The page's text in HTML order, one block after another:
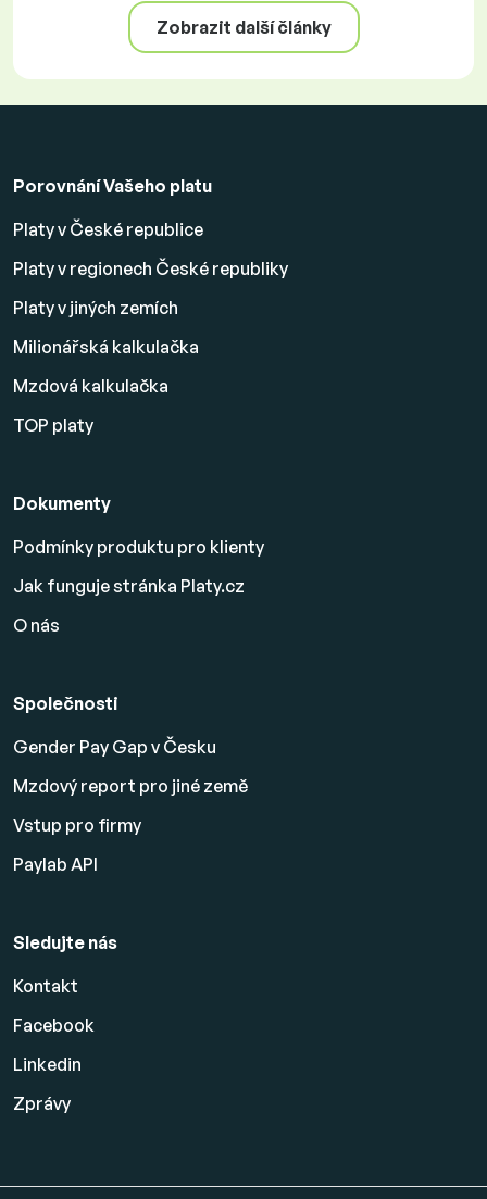
Zobrazit další články
Porovnání Vašeho platu
Platy v České republice
Platy v regionech České republiky
Platy v jiných zemích
Milionářská kalkulačka
Mzdová kalkulačka
TOP platy
Dokumenty
Podmínky produktu pro klienty
Jak funguje stránka Platy.cz
O nás
Společnosti
Gender Pay Gap v Česku
Mzdový report pro jiné země
Vstup pro firmy
Paylab API
Sledujte nás
Kontakt
Facebook
Linkedin
Zprávy